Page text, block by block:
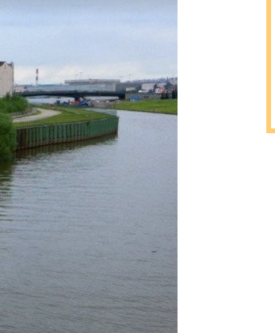
2020-2026 годов постройки на 9%